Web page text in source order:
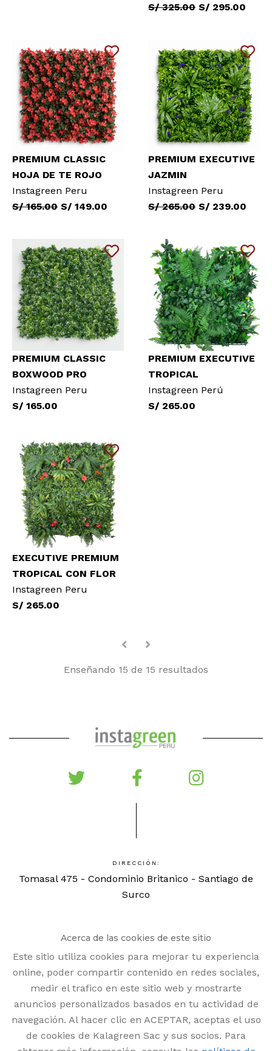
S/ 325.00 S/ 295.00
PREMIUM CLASSIC
HOJA DE TE ROJO
Instagreen Peru
S/ 165.00 S/ 149.00
PREMIUM EXECUTIVE
JAZMIN
Instagreen Peru
S/ 265.00 S/ 239.00
PREMIUM CLASSIC
BOXWOOD PRO
Instagreen Peru
S/ 165.00
PREMIUM EXECUTIVE
TROPICAL
Instagreen Perú
S/ 265.00
EXECUTIVE PREMIUM
TROPICAL CON FLOR
Instagreen Peru
S/ 265.00
Enseñando 15 de 15 resultados
DIRECCIÓN:
Tomasal 475 - Condominio Britanico - Santiago de
Surco
Lorem ipsum dolor sit amet, consectetur adipiscing
elit, sed do eiusmod tempor incididunt ut labore et
dolore magna aliqua. Ut enim ad minim veniam, quis
nostrud exercitation ullamco laboris nisi ut aliquip ex
ea commodo consequat. Duis aute irure dolor in
Acerca de las cookies de este sitio
Este sitio utiliza cookies para mejorar tu experiencia
online, poder compartir contenido en redes sociales,
medir el trafico en este sitio web y mostrarte
anuncios personalizados basados en tu actividad de
navegación. Al hacer clic en ACEPTAR, aceptas el uso
de cookies de Kalagreen Sac y sus socios. Para